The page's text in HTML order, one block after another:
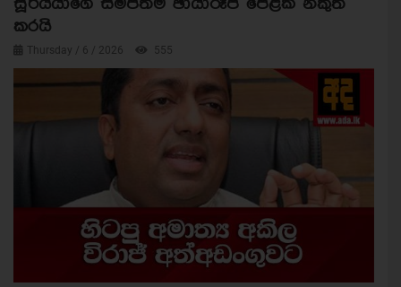
සූර්යයාගේ සමීපතම ඡායාරූප පෙළක් නිකුත්
කරයි
Thursday / 6 / 2026 555